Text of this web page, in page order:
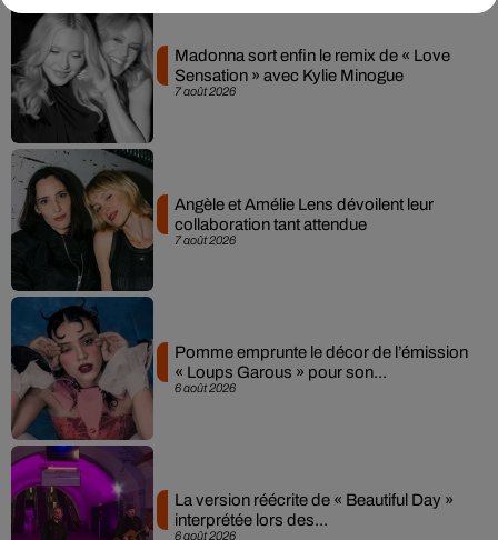
7 août 2026
Madonna sort enfin le remix de « Love
Sensation » avec Kylie Minogue
7 août 2026
Angèle et Amélie Lens dévoilent leur
collaboration tant attendue
6 août 2026
Pomme emprunte le décor de l’émission
« Loups Garous » pour son...
6 août 2026
La version réécrite de « Beautiful Day »
interprétée lors des...